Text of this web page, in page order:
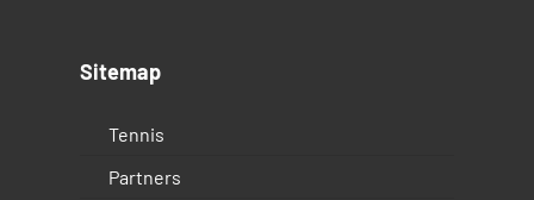
Sitemap
Tennis
Partners